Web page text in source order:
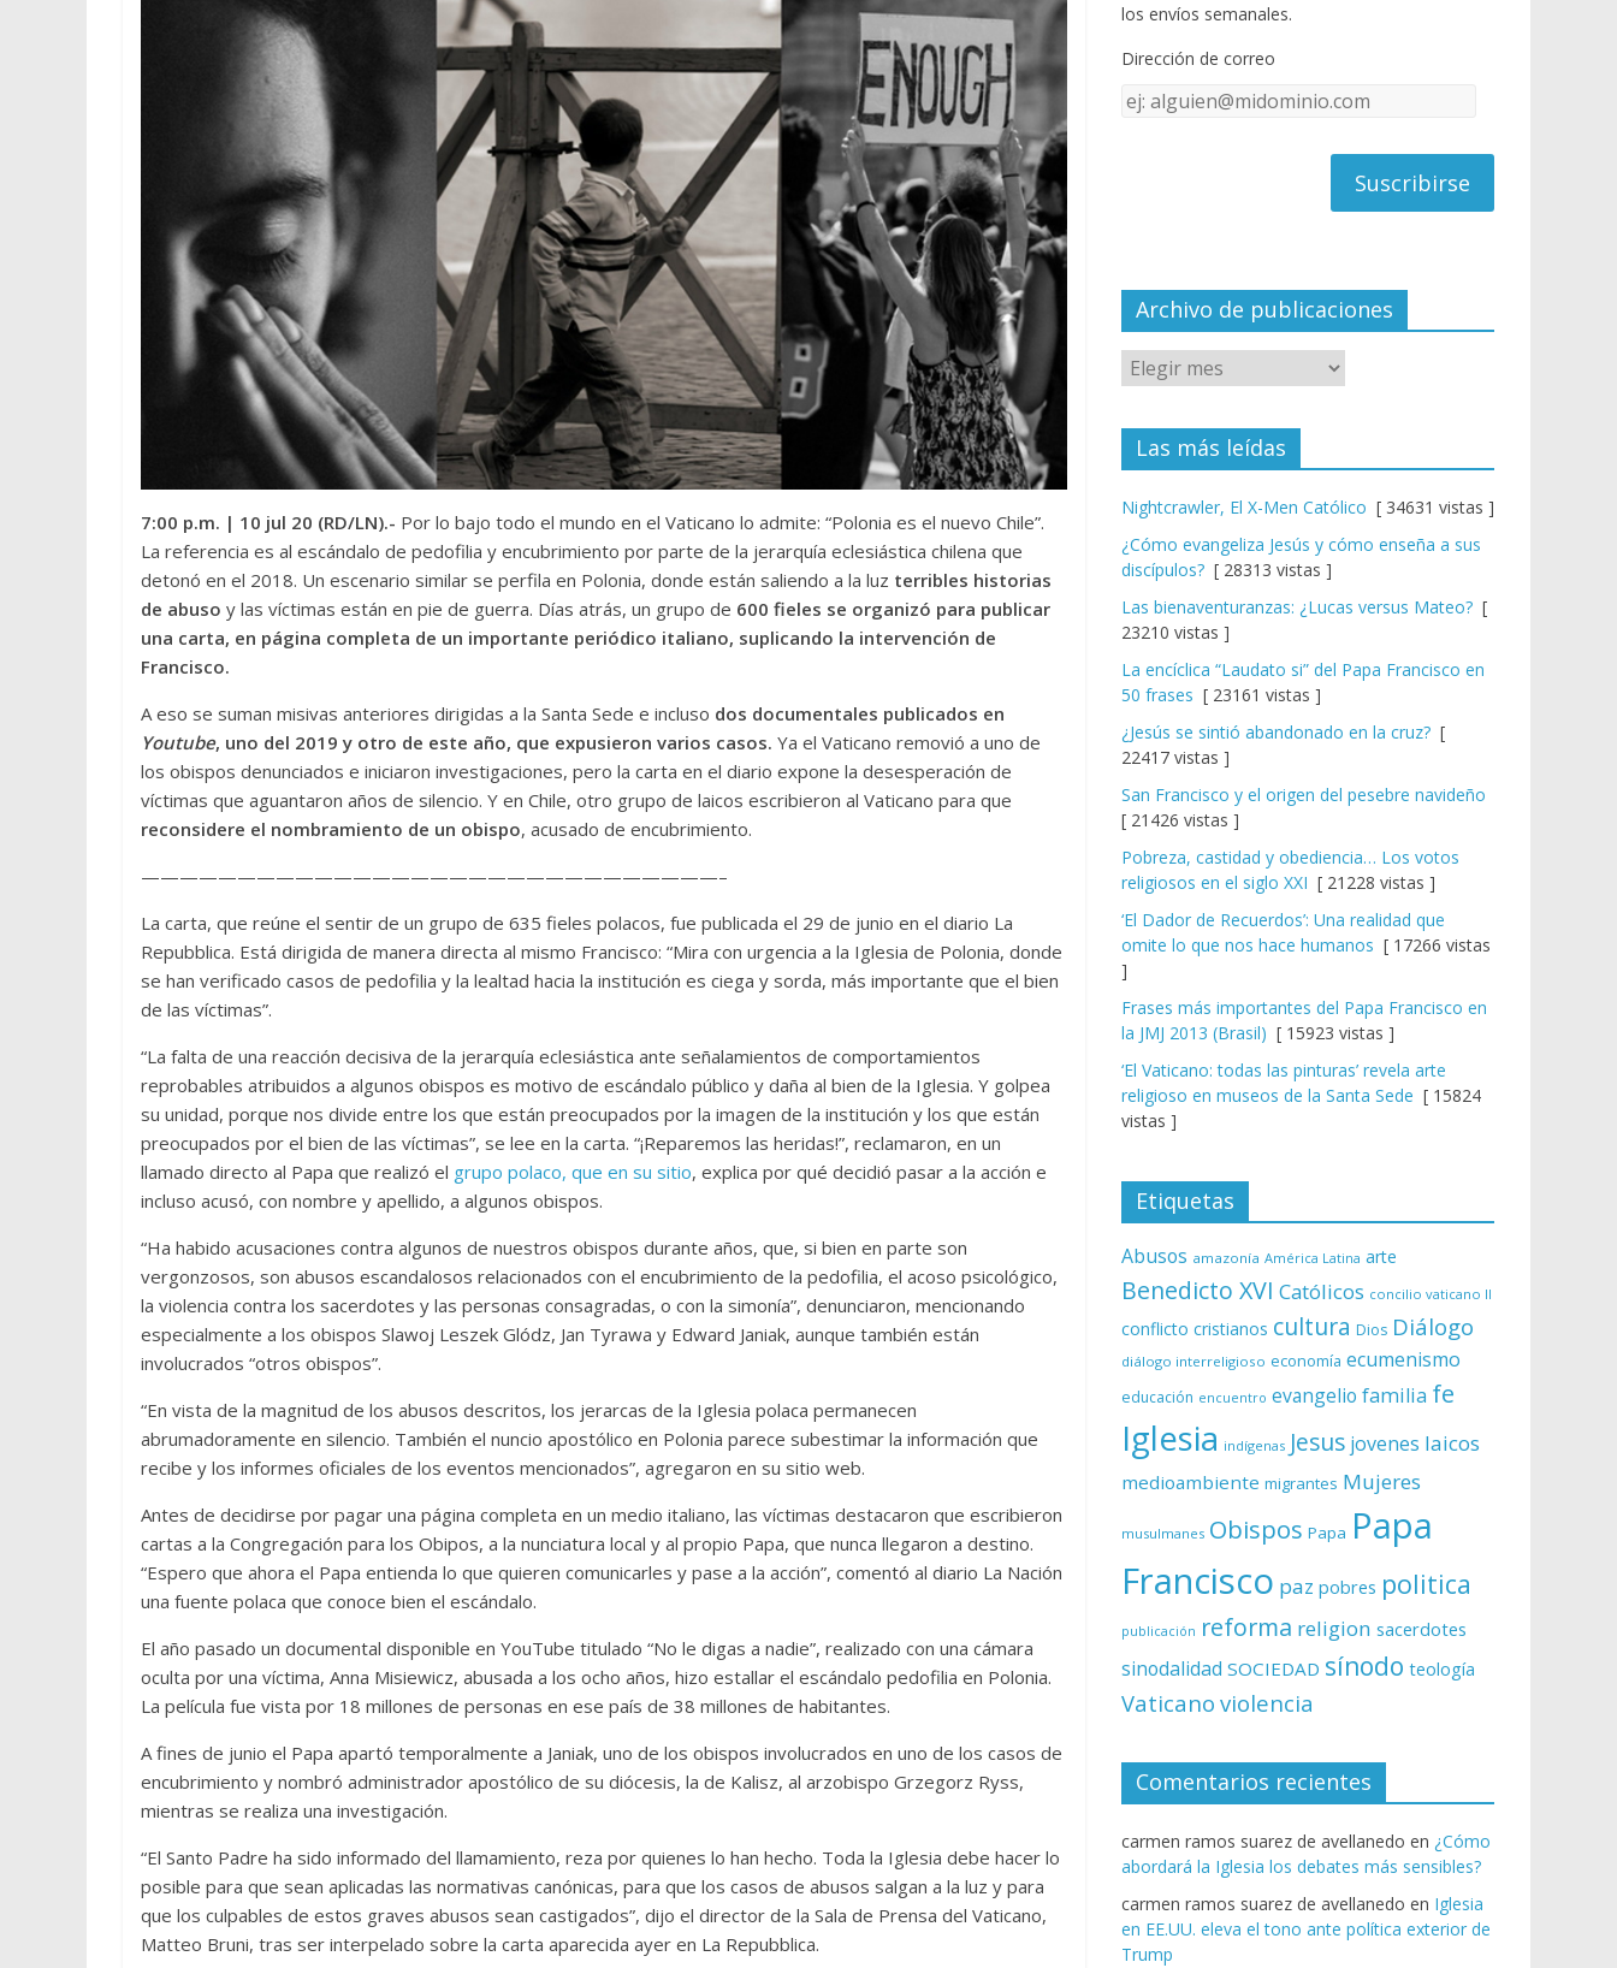
7:00 p.m. | 10 jul 20 (RD/LN).- Por lo bajo todo el mundo en el Vaticano lo admite: “Polonia es el nuevo Chile”.
La referencia es al escándalo de pedofilia y encubrimiento por parte de la jerarquía eclesiástica chilena que
detonó en el 2018. Un escenario similar se perfila en Polonia, donde están saliendo a la luz terribles historias
de abuso y las víctimas están en pie de guerra. Días atrás, un grupo de 600 fieles se organizó para publicar
una carta, en página completa de un importante periódico italiano, suplicando la intervención de
Francisco.
A eso se suman misivas anteriores dirigidas a la Santa Sede e incluso dos documentales publicados en
Youtube, uno del 2019 y otro de este año, que expusieron varios casos. Ya el Vaticano removió a uno de
los obispos denunciados e iniciaron investigaciones, pero la carta en el diario expone la desesperación de
víctimas que aguantaron años de silencio. Y en Chile, otro grupo de laicos escribieron al Vaticano para que
reconsidere el nombramiento de un obispo, acusado de encubrimiento.
——————————————————————————————–
La carta, que reúne el sentir de un grupo de 635 fieles polacos, fue publicada el 29 de junio en el diario La
Repubblica. Está dirigida de manera directa al mismo Francisco: “Mira con urgencia a la Iglesia de Polonia, donde
se han verificado casos de pedofilia y la lealtad hacia la institución es ciega y sorda, más importante que el bien
de las víctimas”.
“La falta de una reacción decisiva de la jerarquía eclesiástica ante señalamientos de comportamientos
reprobables atribuidos a algunos obispos es motivo de escándalo público y daña al bien de la Iglesia. Y golpea
su unidad, porque nos divide entre los que están preocupados por la imagen de la institución y los que están
preocupados por el bien de las víctimas”, se lee en la carta. “¡Reparemos las heridas!”, reclamaron, en un
llamado directo al Papa que realizó el grupo polaco, que en su sitio, explica por qué decidió pasar a la acción e
incluso acusó, con nombre y apellido, a algunos obispos.
“Ha habido acusaciones contra algunos de nuestros obispos durante años, que, si bien en parte son
vergonzosos, son abusos escandalosos relacionados con el encubrimiento de la pedofilia, el acoso psicológico,
la violencia contra los sacerdotes y las personas consagradas, o con la simonía”, denunciaron, mencionando
especialmente a los obispos Slawoj Leszek Glódz, Jan Tyrawa y Edward Janiak, aunque también están
involucrados “otros obispos”.
“En vista de la magnitud de los abusos descritos, los jerarcas de la Iglesia polaca permanecen
abrumadoramente en silencio. También el nuncio apostólico en Polonia parece subestimar la información que
recibe y los informes oficiales de los eventos mencionados”, agregaron en su sitio web.
Antes de decidirse por pagar una página completa en un medio italiano, las víctimas destacaron que escribieron
cartas a la Congregación para los Obipos, a la nunciatura local y al propio Papa, que nunca llegaron a destino.
“Espero que ahora el Papa entienda lo que quieren comunicarles y pase a la acción”, comentó al diario La Nación
una fuente polaca que conoce bien el escándalo.
El año pasado un documental disponible en YouTube titulado “No le digas a nadie”, realizado con una cámara
oculta por una víctima, Anna Misiewicz, abusada a los ocho años, hizo estallar el escándalo pedofilia en Polonia.
La película fue vista por 18 millones de personas en ese país de 38 millones de habitantes.
A fines de junio el Papa apartó temporalmente a Janiak, uno de los obispos involucrados en uno de los casos de
encubrimiento y nombró administrador apostólico de su diócesis, la de Kalisz, al arzobispo Grzegorz Ryss,
mientras se realiza una investigación.
“El Santo Padre ha sido informado del llamamiento, reza por quienes lo han hecho. Toda la Iglesia debe hacer lo
posible para que sean aplicadas las normativas canónicas, para que los casos de abusos salgan a la luz y para
que los culpables de estos graves abusos sean castigados”, dijo el director de la Sala de Prensa del Vaticano,
Matteo Bruni, tras ser interpelado sobre la carta aparecida ayer en La Repubblica.
o
k e
C
el
los envíos semanales.
Dirección de correo
Dirección
Archivo de publicaciones
Las más leídas
Nightcrawler, El X-Men Católico [ 34631 vistas ]
¿Cómo evangeliza Jesús y cómo enseña a sus
discípulos? [ 28313 vistas ]
Las bienaventuranzas: ¿Lucas versus Mateo? [
23210 vistas ]
La encíclica “Laudato si” del Papa Francisco en
50 frases [ 23161 vistas ]
¿Jesús se sintió abandonado en la cruz? [
22417 vistas ]
San Francisco y el origen del pesebre navideño
[ 21426 vistas ]
Pobreza, castidad y obediencia… Los votos
religiosos en el siglo XXI [ 21228 vistas ]
‘El Dador de Recuerdos’: Una realidad que
omite lo que nos hace humanos [ 17266 vistas
]
Frases más importantes del Papa Francisco en
la JMJ 2013 (Brasil) [ 15923 vistas ]
‘El Vaticano: todas las pinturas’ revela arte
religioso en museos de la Santa Sede [ 15824
vistas ]
Etiquetas
Abusos amazonía América Latina arte
Benedicto XVI Católicos concilio vaticano II
conflicto cristianos cultura Dios Diálogo
diálogo interreligioso economía ecumenismo
educación encuentro evangelio familia fe
Iglesia indígenas Jesus jovenes laicos
medioambiente migrantes Mujeres
musulmanes Obispos Papa Papa
Francisco paz pobres politica
publicación reforma religion sacerdotes
sinodalidad SOCIEDAD sínodo teología
Vaticano violencia
Comentarios recientes
carmen ramos suarez de avellanedo en ¿Cómo
abordará la Iglesia los debates más sensibles?
carmen ramos suarez de avellanedo en Iglesia
en EE.UU. eleva el tono ante política exterior de
Trump